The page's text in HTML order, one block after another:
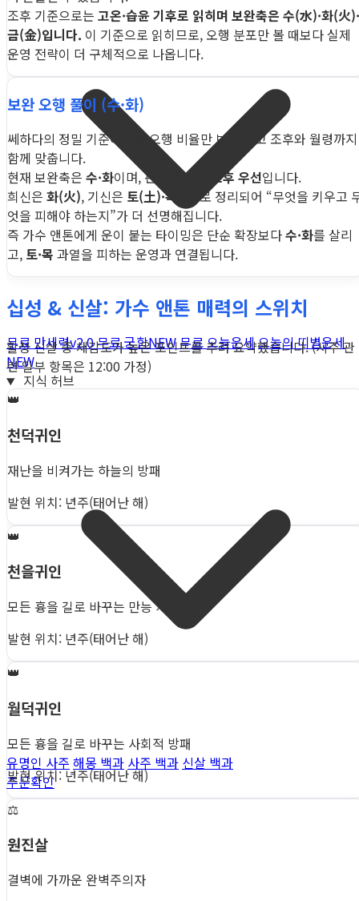
무료 만세력v2.0무료 궁합NEW 무료 오늘운세오늘의 띠별운세
NEW
지식 허브
유명인 사주 해몽 백과 사주 백과 신살 백과
주문확인
조후 기준으로는 고온·습윤 기후로 읽히며 보완축은 수(水)·화(火)·
금(金)입니다. 이 기준으로 읽히므로, 오행 분포만 볼 때보다 실제
운영 전략이 더 구체적으로 나옵니다.
보완 오행 풀이 (수·화)
쎄하다의 정밀 기준에서는 오행 비율만 보지 않고 조후와 월령까지
함께 맞춥니다.
현재 보완축은 수·화이며, 판단 소스는 조후 우선입니다.
희신은 화(火), 기신은 토(土)·목(木)로 정리되어 “무엇을 키우고
엇을 피해야 하는지”가 더 선명해집니다.
즉 가수 앤톤에게 운이 붙는 타이밍은 단순 확장보다수·화를 살리
고, 토·목 과열을 피하는 운영과 연결됩니다.
십성 & 신살: 가수 앤톤 매력의 스위치
활성 신살 중 체감도가 높은 포인트를 추려 요약했습니다. (시주 관
련 일부 항목은 12:00 가정)
👑
천덕귀인
재난을 비켜가는 하늘의 방패
발현 위치: 년주(태어난 해)
👑
천을귀인
모든 흉을 길로 바꾸는 만능 치트키
발현 위치: 년주(태어난 해)
👑
월덕귀인
모든 흉을 길로 바꾸는 사회적 방패
발현 위치: 년주(태어난 해)
⚖️
원진살
결벽에 가까운 완벽주의자